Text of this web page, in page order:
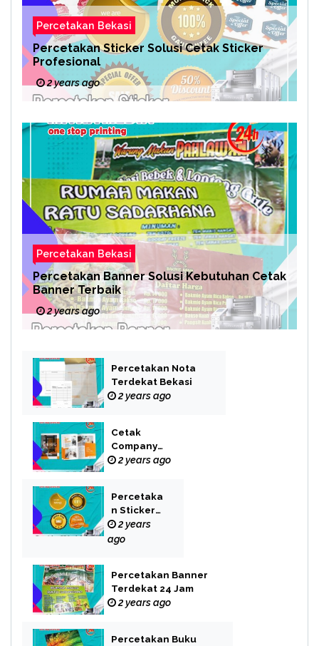
Percetakan Bekasi
Percetakan Sticker Solusi Cetak Sticker
Profesional
2 years ago
Percetakan Bekasi
Percetakan Banner Solusi Kebutuhan Cetak
Banner Terbaik
2 years ago
Percetakan Nota
Terdekat Bekasi
2 years ago
Cetak
Company
Profile Bekasi
2 years ago
Percetaka
n Sticker
Label
2 years
ago
Percetakan Banner
Terdekat 24 Jam
2 years ago
Percetakan Buku